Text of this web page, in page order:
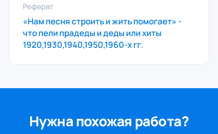
Реферат
«Нам песня строить и жить помогает» -
что пели прадеды и деды или хиты
1920,1930,1940,1950,1960-х гг.
Нужна похожая работа?